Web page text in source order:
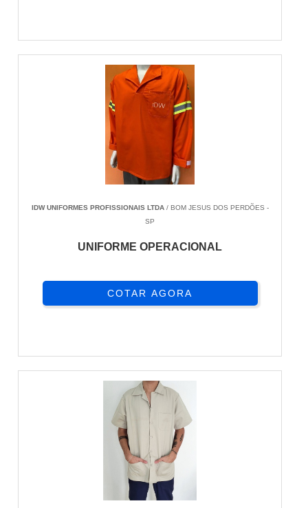
IDW UNIFORMES PROFISSIONAIS LTDA/ BOM JESUS DOS PERDÕES -
SP
UNIFORME OPERACIONAL
COTAR AGORA